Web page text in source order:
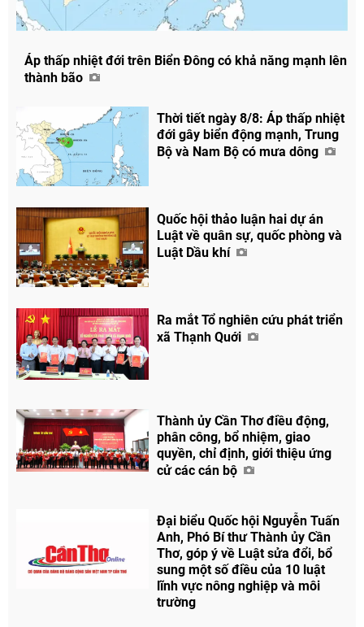
Áp thấp nhiệt đới trên Biển Đông có khả năng mạnh lên
thành bão
Thời tiết ngày 8/8: Áp thấp nhiệt
đới gây biển động mạnh, Trung
Bộ và Nam Bộ có mưa dông
Quốc hội thảo luận hai dự án
Luật về quân sự, quốc phòng và
Luật Dầu khí
Ra mắt Tổ nghiên cứu phát triển
xã Thạnh Quới
Thành ủy Cần Thơ điều động,
phân công, bổ nhiệm, giao
quyền, chỉ định, giới thiệu ứng
cử các cán bộ
Đại biểu Quốc hội Nguyễn Tuấn
Anh, Phó Bí thư Thành ủy Cần
Thơ, góp ý về Luật sửa đổi, bổ
sung một số điều của 10 luật
lĩnh vực nông nghiệp và môi
trường